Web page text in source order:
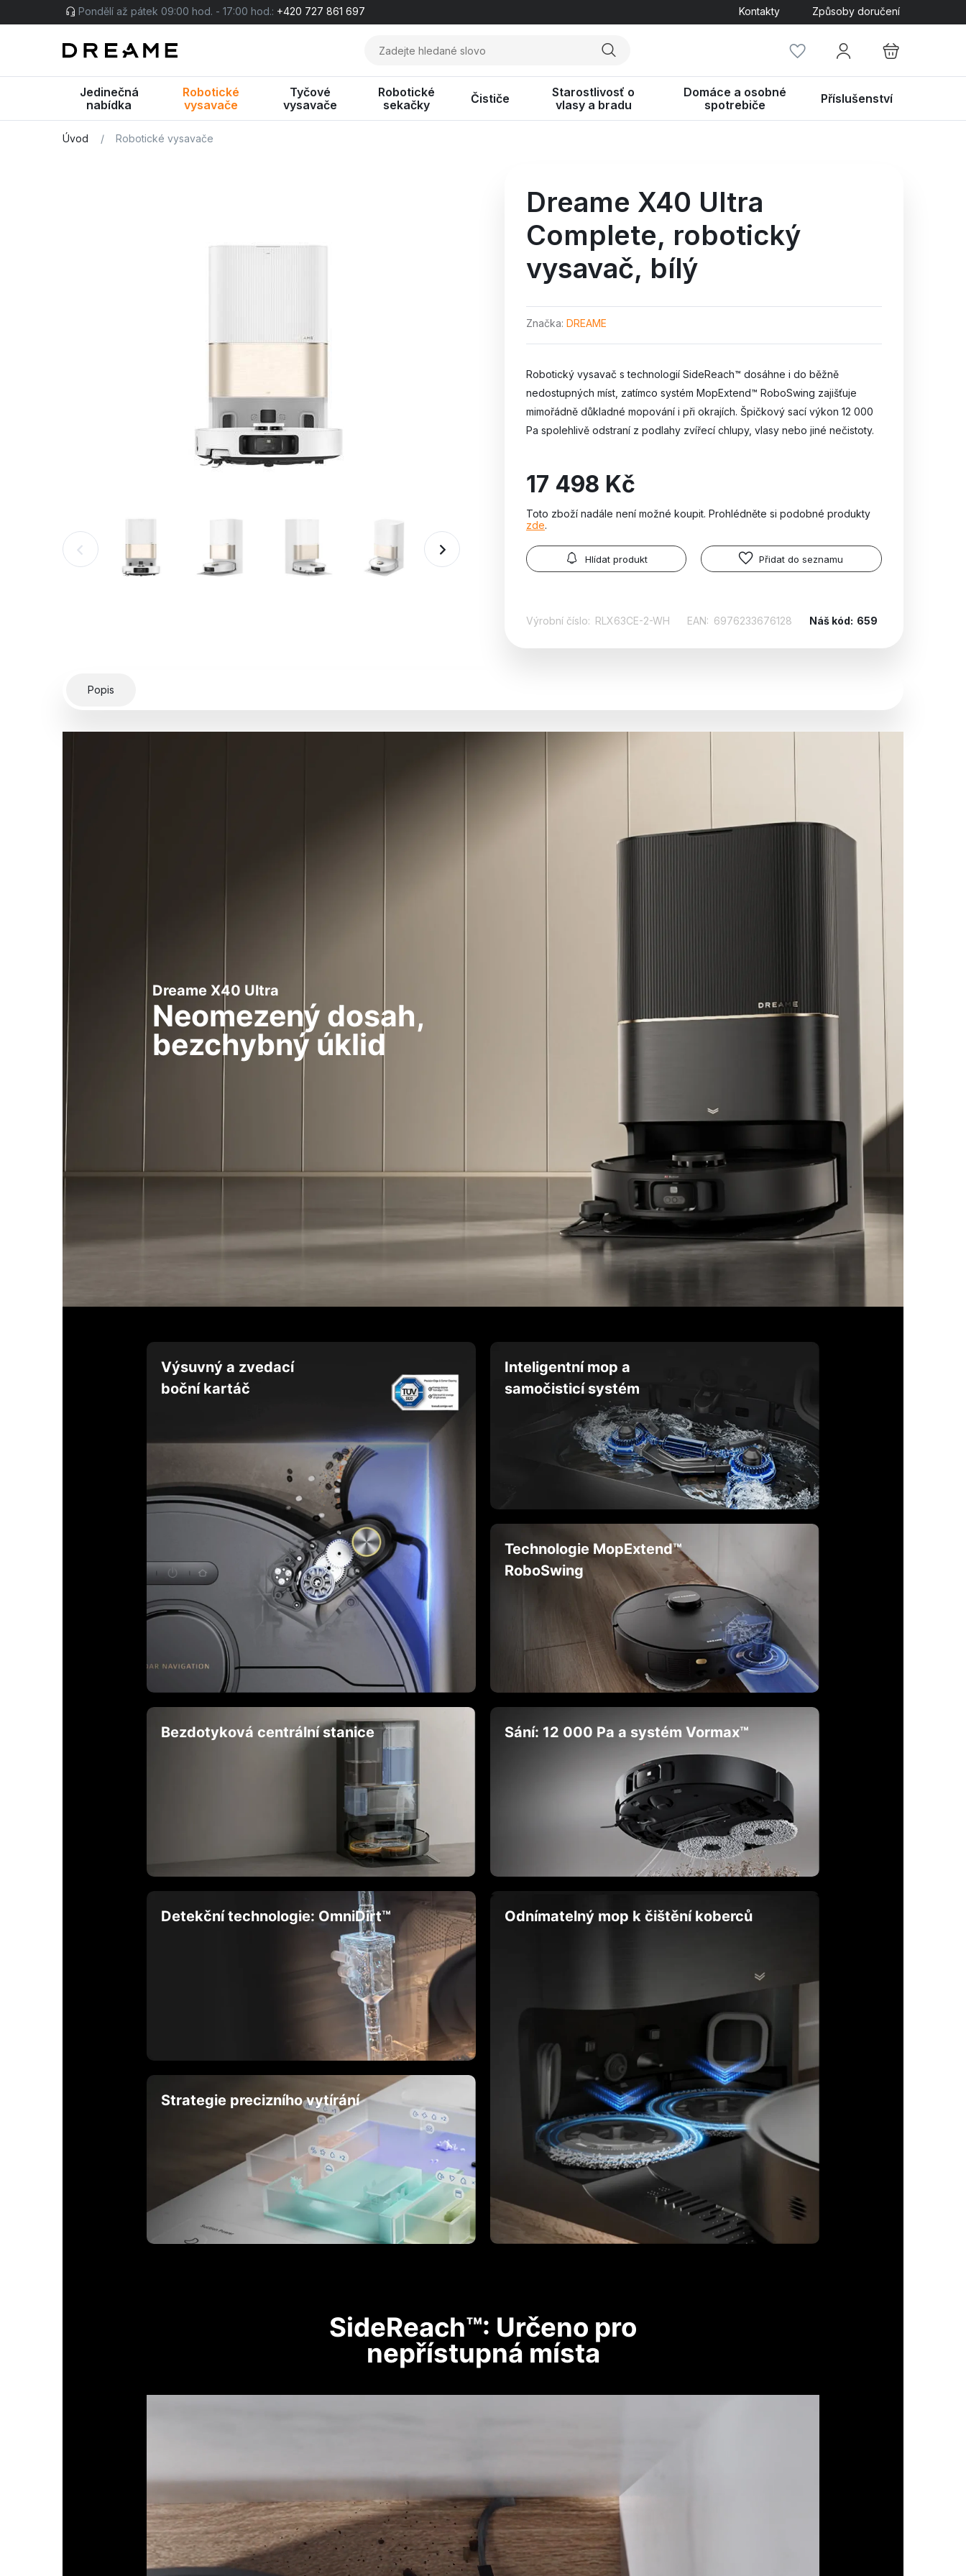
Pondělí až pátek 09:00 hod. - 17:00 hod.: +420 727 861 697 Kontakty Způsoby doručení
Jedinečná
nabídka
Robotické
vysavače
Tyčové
vysavače
Robotické
sekačky
Čističe
Starostlivosť o
vlasy a bradu
Domáce a osobné
spotrebiče
Příslušenství
Úvod / Robotické vysavače
Dreame X40 Ultra
Complete, robotický
vysavač, bílý
Značka DREAME
Robotický vysavač s technologií SideReach™ dosáhne i do běžně
nedostupných míst, zatímco systém MopExtend™ RoboSwing zajišťuje
mimořádně důkladné mopování i při okrajích. Špičkový sací výkon 12 000
Pa spolehlivě odstraní z podlahy zvířecí chlupy, vlasy nebo jiné nečistoty.
17 498 Kč
Toto zboží nadále není možné koupit. Prohlédněte si podobné produkty
zde.
Hlídat produkt Přidat do seznamu
Výrobní číslo: RLX63CE-2-WH EAN: 6976233676128 Náš kód: 659
Popis